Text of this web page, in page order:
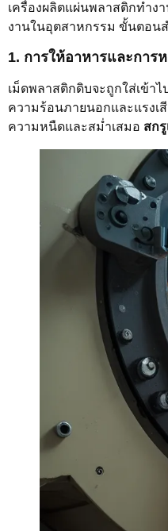
เครื่องผลิตแผ่นพลาสติกทำง
งานในอุตสาหกรรม ขั้นตอน
1. การให้อาหารและการ
เม็ดพลาสติกดิบจะถูกใส่เข้า
ความร้อนภายนอกและแรงเ
ความหนืดและสม่ำเสมอ สก